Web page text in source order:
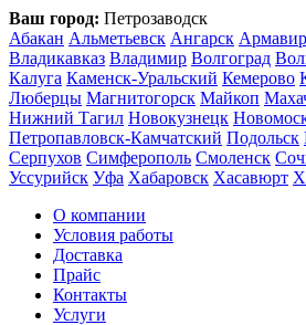
Ваш город: Петрозаводск
Абакан Альметьевск Ангарск Армавир
Владикавказ Владимир Волгоград
Калуга Каменск-Уральский Кемерово
Люберцы Магнитогорск Майкоп
Нижний Тагил Новокузнецк
Петропавловск-Камчатский Подольск
Серпухов Симферополь Смоленск
Уссурийск Уфа Хабаровск Хасавюрт
О компании
Условия работы
Доставка
Прайс
Контакты
Услуги